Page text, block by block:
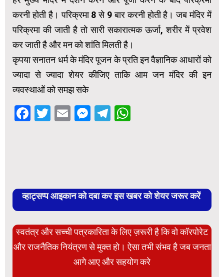
करनी होती है। परिक्रमा 8 से 9 बार करनी होती है। जब मंदिर में
परिक्रमा की जाती है तो सारी सकारात्मक ऊर्जा, शरीर में प्रवेश
कर जाती है और मन को शांति मिलती है।
कृपया सनातन धर्म के मंदिर पूजन के प्रति इन वैज्ञानिक आधारों को
ज्यादा से ज्यादा शेयर कीजिए ताकि आम जन मंदिर की इन
व्यवस्थाओं को समझ सके
Facebook
Twitter
EmailMessenger
Telegram
व्हाट्सप्प आइकान को दबा कर इस खबर को शेयर जरूर करें
स्वतंत्र और सच्ची पत्रकारिता के लिए ज़रूरी है कि वो कॉरपोरेट
और राजनैतिक नियंत्रण से मुक्त हो। ऐसा तभी संभव है जब जनता
आगे आए और सहयोग करे